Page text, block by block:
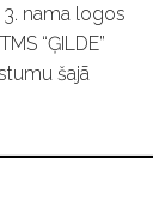
nama logos
“ĢILDE”
šajā